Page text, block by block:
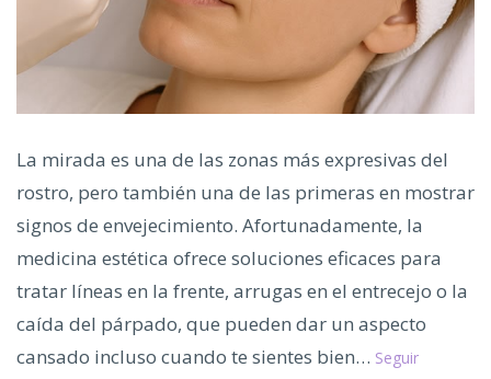
La mirada es una de las zonas más expresivas del
rostro, pero también una de las primeras en mostrar
signos de envejecimiento. Afortunadamente, la
medicina estética ofrece soluciones eficaces para
tratar líneas en la frente, arrugas en el entrecejo o la
caída del párpado, que pueden dar un aspecto
cansado incluso cuando te sientes bien… Seguir